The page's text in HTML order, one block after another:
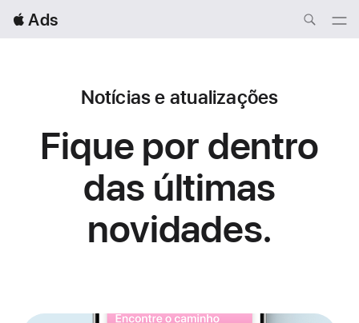
 Ads
Nav
Open
Notícias e atualizações
Fique por dentro
das últimas
novidades.